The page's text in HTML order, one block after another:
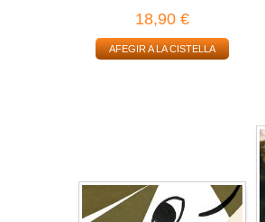
18,90 €
AFEGIR A LA CISTELLA